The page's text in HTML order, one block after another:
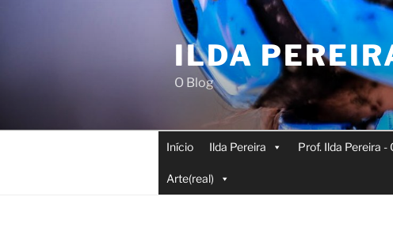
ILDA
O Blog
Início Ilda Pereira Prof. Ilda Pereira
Arte(real)